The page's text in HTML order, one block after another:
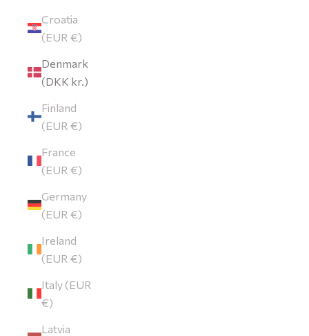
Croatia
(EUR €)
Denmark
(DKK kr.)
Finland
(EUR €)
France
(EUR €)
Germany
(EUR €)
Ireland
(EUR €)
Italy (EUR
€)
Latvia